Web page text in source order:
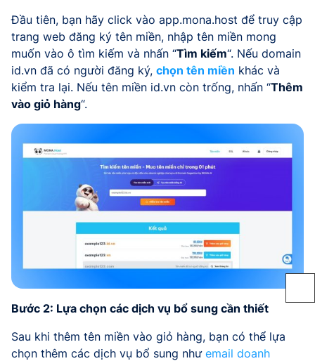
Đầu tiên, bạn hãy click vào app.mona.host để truy cập
trang web đăng ký tên miền, nhập tên miền mong
muốn vào ô tìm kiếm và nhấn “Tìm kiếm“. Nếu domain
id.vn đã có người đăng ký, chọn tên miền khác và
kiểm tra lại. Nếu tên miền id.vn còn trống, nhấn “Thêm
vào giỏ hàng“.
Bước 2: Lựa chọn các dịch vụ bổ sung cần thiết
Sau khi thêm tên miền vào giỏ hàng, bạn có thể lựa
chọn thêm các dịch vụ bổ sung như email doanh